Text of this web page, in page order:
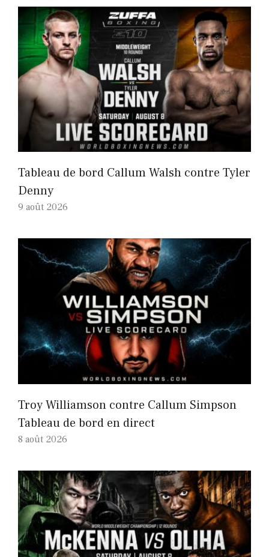
Tableau de bord Callum Walsh contre Tyler
Denny
9 août 2026
Troy Williamson contre Callum Simpson
Tableau de bord en direct
8 août 2026